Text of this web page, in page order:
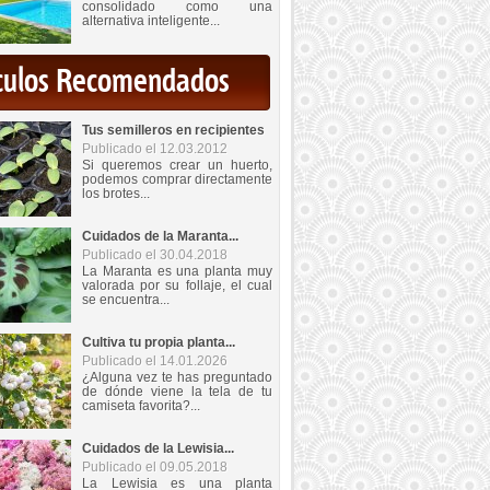
consolidado como una
alternativa inteligente...
Recomendados
Tus semilleros en recipientes
Publicado el 12.03.2012
Si queremos crear un huerto,
podemos comprar directamente
los brotes...
Cuidados de la Maranta...
Publicado el 30.04.2018
La Maranta es una planta muy
valorada por su follaje, el cual
se encuentra...
Cultiva tu propia planta...
Publicado el 14.01.2026
¿Alguna vez te has preguntado
de dónde viene la tela de tu
camiseta favorita?...
Cuidados de la Lewisia...
Publicado el 09.05.2018
La Lewisia es una planta